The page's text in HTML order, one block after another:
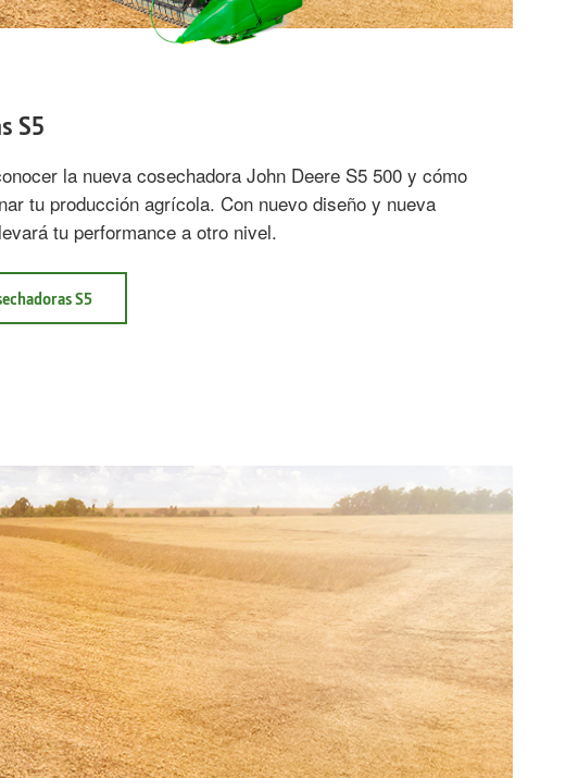
S5
la nueva cosechadora John Deere S5 500 y cómo
tu producción agrícola. Con nuevo diseño y nueva
tu performance a otro nivel.​
S5